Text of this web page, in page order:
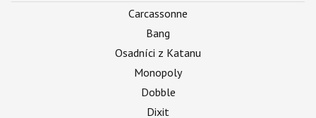
Carcassonne
Bang
Osadníci z Katanu
Monopoly
Dobble
Dixit